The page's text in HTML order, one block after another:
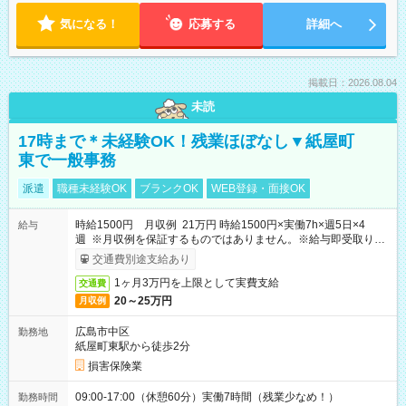
気になる！ 応募する 詳細へ
掲載日：2026.08.04
未読
17時まで＊未経験OK！残業ほぼなし▼紙屋町
東で一般事務
派遣 職種未経験OK ブランクOK WEB登録・面接OK
給与
時給1500円 月収例 21万円 時給1500円×実働7h×週5日×4
週 ※月収例を保証するものではありません。※給与即受取りサ
ービス利用可（利用条件有）
交通費別途支給あり
交通費 1ヶ月3万円を上限として実費支給
月収例 20～25万円
勤務地
広島市中区
紙屋町東駅から徒歩2分
損害保険業
勤務時間 09:00-17:00（休憩60分）実働7時間（残業少なめ！）